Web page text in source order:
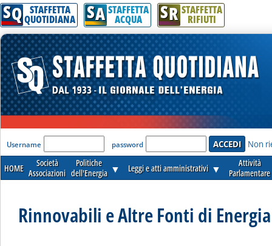
SQ STAFFETTA
QUOTIDIANA SA STAFFETTA
ACQUA SR STAFFETTA
RIFIUTI
'Modulo Login per accedere'
Username password Non
HOME
Società
Associazioni
Politiche
dell'Energia ▼ Leggi e atti amministrativi ▼
Attività
Parlamentare
Rinnovabili e Altre Fonti di